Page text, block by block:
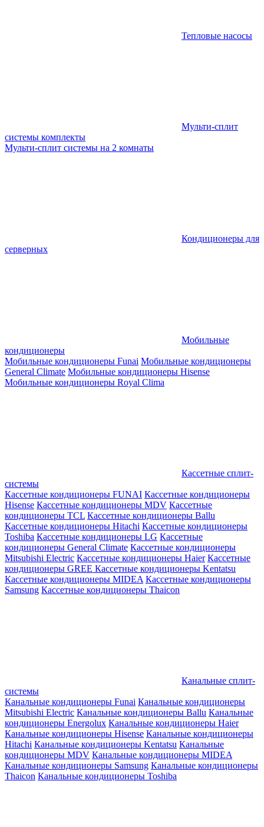
Тепловые насосы
Мульти-сплит
системы комплекты
Мульти-сплит системы на 2 комнаты
Кондиционеры для
серверных
Мобильные
кондиционеры
Мобильные кондиционеры Funai Мобильные кондиционеры
General Climate Мобильные кондиционеры Hisense
Мобильные кондиционеры Royal Clima
Кассетные сплит-
системы
Кассетные кондиционеры FUNAI Кассетные кондиционеры
Hisense Кассетные кондиционеры MDV Кассетные
кондиционеры TCL Кассетные кондиционеры Ballu
Кассетные кондиционеры Hitachi Кассетные кондиционеры
Toshiba Кассетные кондиционеры LG Кассетные
кондиционеры General Climate Кассетные кондиционеры
Mitsubishi Electric Кассетные кондиционеры Haier Кассетные
кондиционеры GREE Кассетные кондиционеры Kentatsu
Кассетные кондиционеры MIDEA Кассетные кондиционеры
Samsung Кассетные кондиционеры Thaicon
Канальные сплит-
системы
Канальные кондиционеры Funai Канальные кондиционеры
Mitsubishi Electric Канальные кондиционеры Ballu Канальные
кондиционеры Energolux Канальные кондиционеры Haier
Канальные кондиционеры Hisense Канальные кондиционеры
Hitachi Канальные кондиционеры Kentatsu Канальные
кондиционеры MDV Канальные кондиционеры MIDEA
Канальные кондиционеры Samsung Канальные кондиционеры
Thaicon Канальные кондиционеры Toshiba